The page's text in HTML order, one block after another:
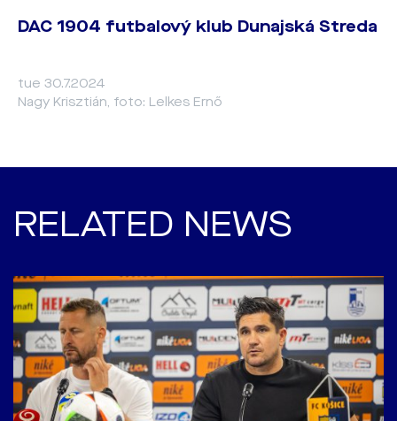
DAC 1904 futbalový klub Dunajská Streda
tue 30.7.2024
Nagy Krisztián, foto: Lelkes Ernő
RELATED NEWS